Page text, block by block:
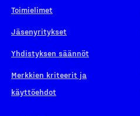
Toimielimet
Jäsenyritykset
Yhdistyksen säännöt
Merkkien kriteerit ja
käyttöehdot